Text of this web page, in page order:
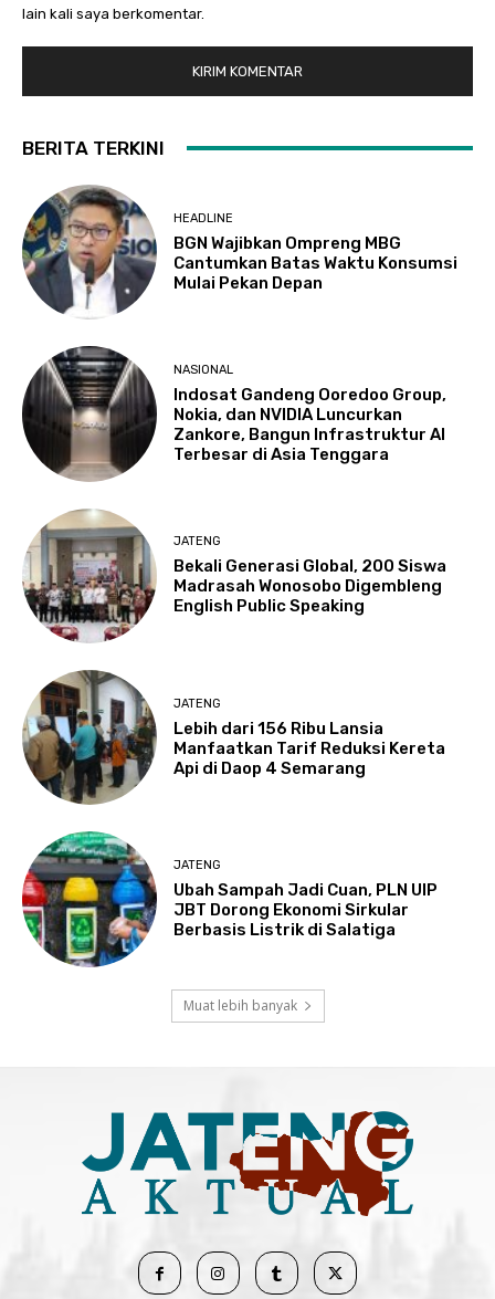
lain kali saya berkomentar.
BERITA TERKINI
HEADLINE
BGN Wajibkan Ompreng MBG
Cantumkan Batas Waktu Konsumsi
Mulai Pekan Depan
NASIONAL
Indosat Gandeng Ooredoo Group,
Nokia, dan NVIDIA Luncurkan
Zankore, Bangun Infrastruktur AI
Terbesar di Asia Tenggara
JATENG
Bekali Generasi Global, 200 Siswa
Madrasah Wonosobo Digembleng
English Public Speaking
JATENG
Lebih dari 156 Ribu Lansia
Manfaatkan Tarif Reduksi Kereta
Api di Daop 4 Semarang
JATENG
Ubah Sampah Jadi Cuan, PLN UIP
JBT Dorong Ekonomi Sirkular
Berbasis Listrik di Salatiga
Muat lebih banyak